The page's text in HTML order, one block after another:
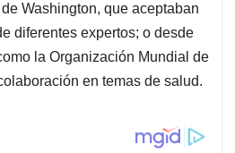
Washington, que aceptaban
diferentes expertos; o desde
la Organización Mundial de
en temas de salud.